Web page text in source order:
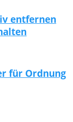
entfernen
für Ordnung